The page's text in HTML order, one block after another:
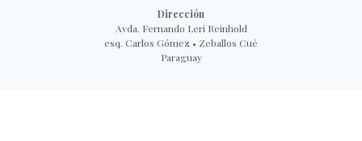
Dirección
Avda. Fernando Leri Reinhold
esq. Carlos Gómez • Zeballos Cué
Paraguay